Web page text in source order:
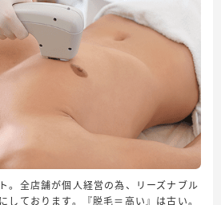
。全店舗が個人経営の為、リーズナブル
しております。『脱毛＝高い』は古い。